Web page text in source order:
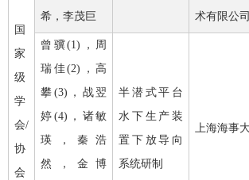
国
家
级
学
会/
协
会
希，李茂巨
术有限公司
曾骥(1) ，周
瑞佳(2) ，高
攀 (3) ，战翌
婷 (4) ，诸敏
瑛，秦浩
然，金博
半潜式平台
水下生产装
置下放导向
系统研制
上海海事